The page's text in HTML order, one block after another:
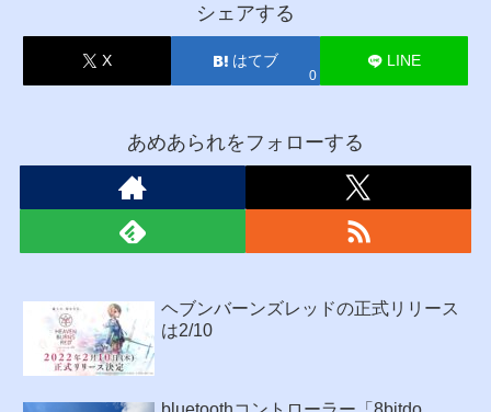
シェアする
X はてブ
0
LINE
あめあられをフォローする
ヘブンバーンズレッドの正式リリース
は2/10